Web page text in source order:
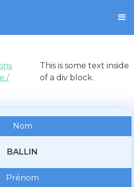
/
This is some text inside
of a div block.
Nom
BALLIN
Prénom